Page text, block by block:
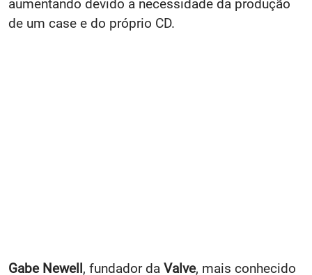
aumentando devido a necessidade da produção
de um case e do próprio CD.
Gabe Newell, fundador da Valve, mais conhecido